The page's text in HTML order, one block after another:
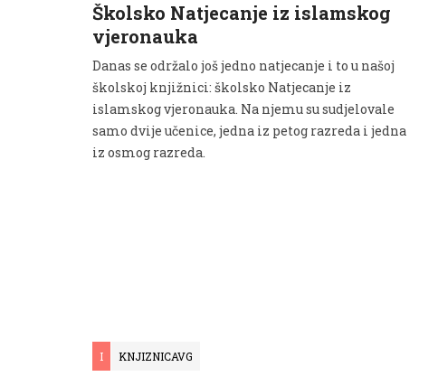
Školsko Natjecanje iz islamskog
vjeronauka
Danas se održalo još jedno natjecanje i to u našoj
školskoj knjižnici: školsko Natjecanje iz
islamskog vjeronauka. Na njemu su sudjelovale
samo dvije učenice, jedna iz petog razreda i jedna
iz osmog razreda.
I KNJIZNICAVG